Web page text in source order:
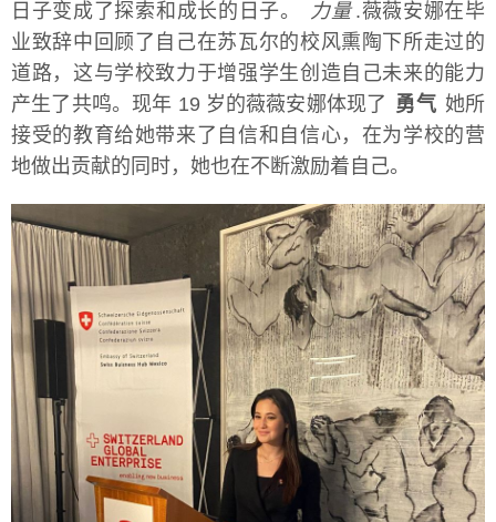
日子变成了探索和成长的日子。
力量 .薇薇安娜在毕
业致辞中回顾了自己在苏瓦尔的校风熏陶下所走过的
道路，这与学校致力于增强学生创造自己未来的能力
产生了共鸣。现年 19 岁的薇薇安娜体现了 勇气 她所
接受的教育给她带来了自信和自信心，在为学校的营
地做出贡献的同时，她也在不断激励着自己。